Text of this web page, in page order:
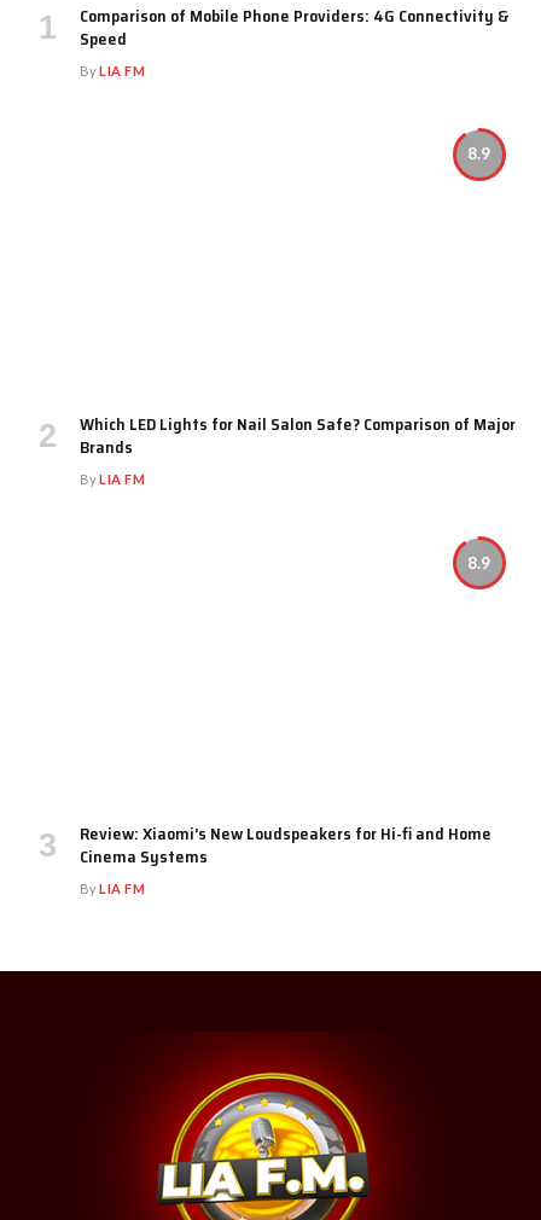
Comparison of Mobile Phone Providers: 4G Connectivity &
Speed
ByLIA FM
8.9
Which LED Lights for Nail Salon Safe? Comparison of Major
Brands
ByLIA FM
8.9
Review: Xiaomi’s New Loudspeakers for Hi-fi and Home
Cinema Systems
ByLIA FM